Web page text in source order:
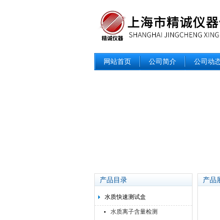
网站首页 公司简介 公司动
产品目录
水质快速测试盒
水质离子含量检测
产品